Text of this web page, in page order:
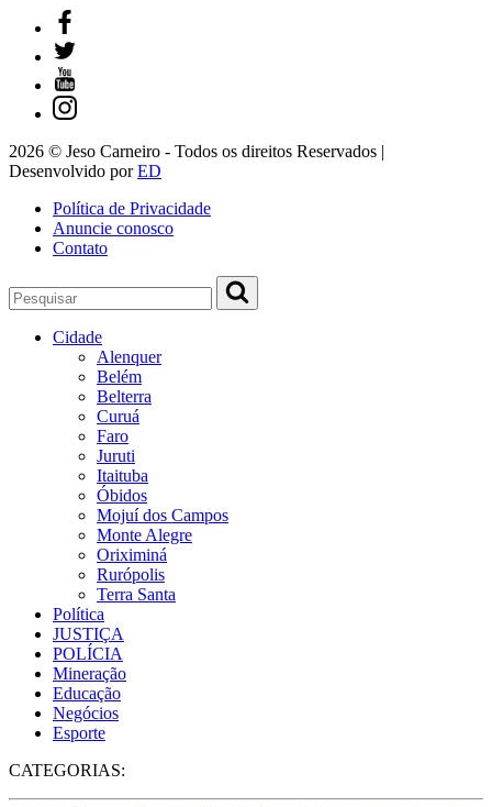
2026 © Jeso Carneiro - Todos os direitos Reservados |
Desenvolvido porED
Política de Privacidade
Anuncie conosco
Contato
Cidade
Alenquer
Belém
Belterra
Curuá
Faro
Juruti
Itaituba
Óbidos
Mojuí dos Campos
Monte Alegre
Oriximiná
Rurópolis
Terra Santa
Política
JUSTIÇA
POLÍCIA
Mineração
Educação
Negócios
Esporte
CATEGORIAS: